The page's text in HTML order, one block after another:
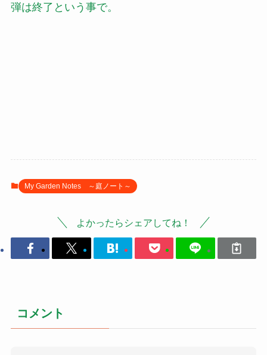
弾は終了という事で。
My Garden Notes ～庭ノート～
よかったらシェアしてね！
コメント